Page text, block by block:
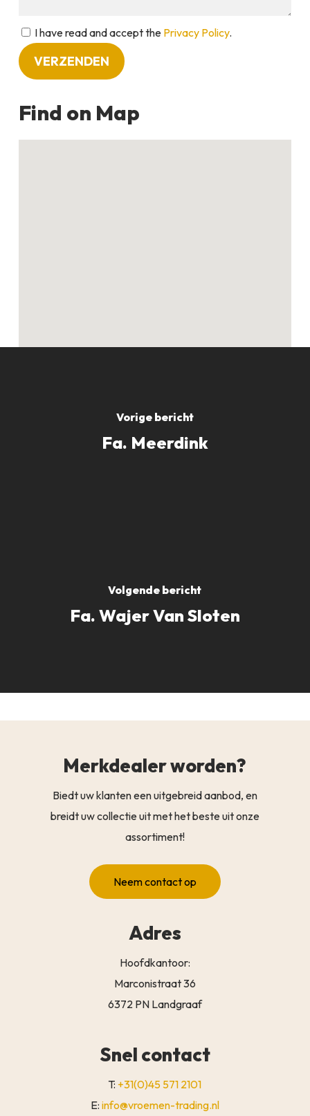
I have read and accept the Privacy Policy.
Find on Map
Vorige bericht
Fa. Meerdink
Volgende bericht
Fa. Wajer Van Sloten
Merkdealer worden?
Biedt uw klanten een uitgebreid aanbod, en
breidt uw collectie uit met het beste uit onze
assortiment!
Neem contact op
Adres
Hoofdkantoor:
Marconistraat 36
6372 PN Landgraaf
Snel contact
T: +31(0)45 571 2101
E: info@vroemen-trading.nl